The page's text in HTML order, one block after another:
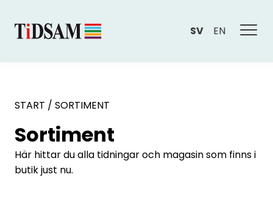
SV EN
START / SORTIMENT
Sortiment
Här hittar du alla tidningar och magasin som finns i
butik just nu.